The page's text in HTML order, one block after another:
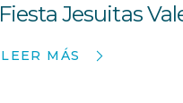
Fiesta Jesuitas
LEER MÁS